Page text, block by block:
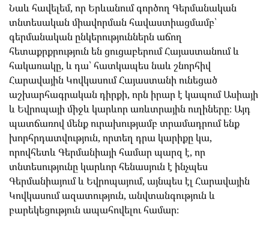
Նաև հավելեմ, որ Երևանում գործող Գերմանական
տնտեսական միավորման հավաստիացմամբ՝
գերմանական ընկերություններն աճող
հետաքրքրություն են ցուցաբերում Հայաստանում և
հակառակը, և դա՝ հատկապես նաև շնորհիվ
Հարավային Կովկասում Հայաստանի ունեցած
աշխարհագրական դիրքի, որն իրար է կապում Ասիայի
և Եվրոպայի միջև կարևոր առևտրային ուղիները։ Այդ
պատճառով մենք ուրախությամբ տրամադրում ենք
խորհրդատվություն, որտեղ դրա կարիքը կա,
որովհետև Գերմանիայի համար պարզ է, որ
տնտեսությունը կարևոր հենասյուն է ինչպես
Գերմանիայում և Եվրոպայում, այնպես էլ Հարավային
Կովկասում ազատություն, անվտանգություն և
բարեկեցություն ապահովելու համար։